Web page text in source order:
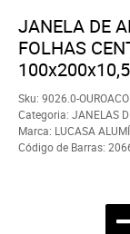
JANELA DE
FOLHAS
Sku: 9026.0-OUROACO
Categoria: JANELAS
Marca: LUCASA
Código de Barras: